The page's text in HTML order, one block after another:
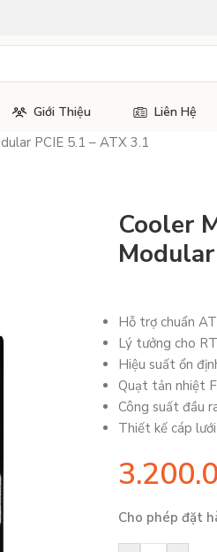
Giới Thiệu Liên Hệ
PCIE 5.1 – ATX 3.1
Cooler
Hỗ trợ chuẩn
Lý tưởng cho
Hiệu suất ổn
Quạt tản nhiệt
Công suất đầu
Thiết kế cáp
Cho phép đặt